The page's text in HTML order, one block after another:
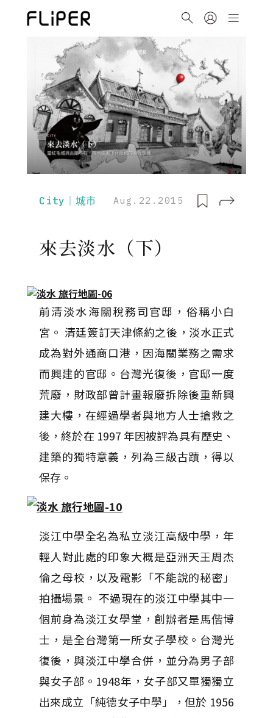
City｜城市 Aug.22.2015
來去淡水（下）
前清淡水海關稅務司官邸，俗稱小白
宮。 清廷簽訂天津條約之後，淡水正式
成為對外通商口港，因海關業務之需求
而興建的官邸。台灣光復後，官邸一度
荒廢，財政部曾計畫報廢拆除後重新興
建大樓，在經過學者與地方人士搶救之
後，終於在 1997 年因被評為具有歷史、
建築的獨特意義，列為三級古蹟，得以
保存。
淡江中學全名為私立淡江高級中學，年
輕人對此處的印象大概是亞洲天王周杰
倫之母校，以及電影「不能說的秘密」
拍攝場景。 不過現在的淡江中學其中一
個前身為淡江女學堂，創辦者是馬偕博
士，是全台灣第一所女子學校。台灣光
復後，與淡江中學合併，並分為男子部
與女子部。1948年，女子部又單獨獨立
出來成立「純德女子中學」，但於 1956